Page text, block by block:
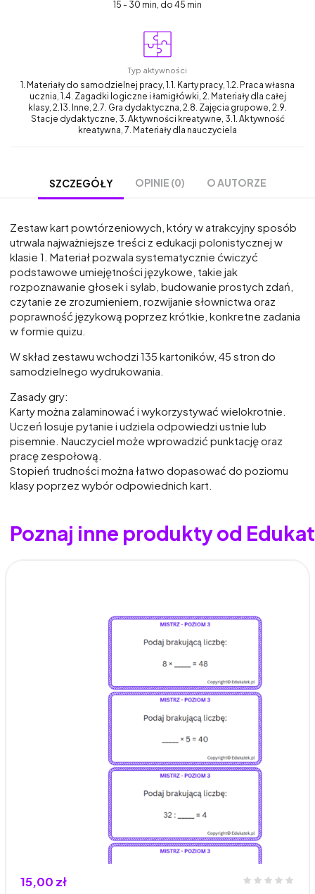
15 - 30 min, do 45 min
Typ aktywności
1. Materiały do samodzielnej pracy, 1.1. Karty pracy, 1.2. Praca własna
ucznia, 1.4. Zagadki logiczne i łamigłówki, 2. Materiały dla całej
klasy, 2.13. Inne, 2.7. Gra dydaktyczna, 2.8. Zajęcia grupowe, 2.9.
Stacje dydaktyczne, 3. Aktywności kreatywne, 3.1. Aktywność
kreatywna, 7. Materiały dla nauczyciela
SZCZEGÓŁY OPINIE (0) O AUTORZE
Zestaw kart powtórzeniowych, który w atrakcyjny sposób
utrwala najważniejsze treści z edukacji polonistycznej w
klasie 1. Materiał pozwala systematycznie ćwiczyć
podstawowe umiejętności językowe, takie jak
rozpoznawanie głosek i sylab, budowanie prostych zdań,
czytanie ze zrozumieniem, rozwijanie słownictwa oraz
poprawność językową poprzez krótkie, konkretne zadania
w formie quizu.
W skład zestawu wchodzi 135 kartoników, 45 stron do
samodzielnego wydrukowania.
Zasady gry:
Karty można zalaminować i wykorzystywać wielokrotnie.
Uczeń losuje pytanie i udziela odpowiedzi ustnie lub
pisemnie. Nauczyciel może wprowadzić punktację oraz
pracę zespołową.
Stopień trudności można łatwo dopasować do poziomu
klasy poprzez wybór odpowiednich kart.
Poznaj inne produkty od
15,00 zł